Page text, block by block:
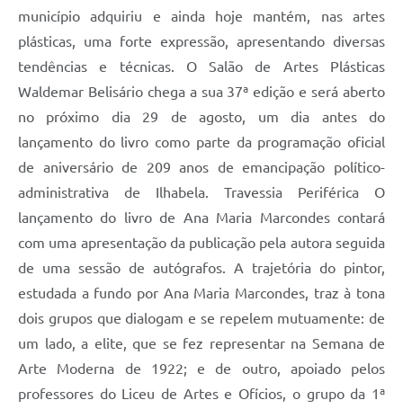
município adquiriu e ainda hoje mantém, nas artes
plásticas, uma forte expressão, apresentando diversas
tendências e técnicas. O Salão de Artes Plásticas
Waldemar Belisário chega a sua 37ª edição e será aberto
no próximo dia 29 de agosto, um dia antes do
lançamento do livro como parte da programação oficial
de aniversário de 209 anos de emancipação político-
administrativa de Ilhabela. Travessia Periférica O
lançamento do livro de Ana Maria Marcondes contará
com uma apresentação da publicação pela autora seguida
de uma sessão de autógrafos. A trajetória do pintor,
estudada a fundo por Ana Maria Marcondes, traz à tona
dois grupos que dialogam e se repelem mutuamente: de
um lado, a elite, que se fez representar na Semana de
Arte Moderna de 1922; e de outro, apoiado pelos
professores do Liceu de Artes e Ofícios, o grupo da 1ª